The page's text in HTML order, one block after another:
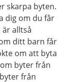
skarpa byten.
dig om du får
är alltså
ditt barn får
om att byta
byter från
från